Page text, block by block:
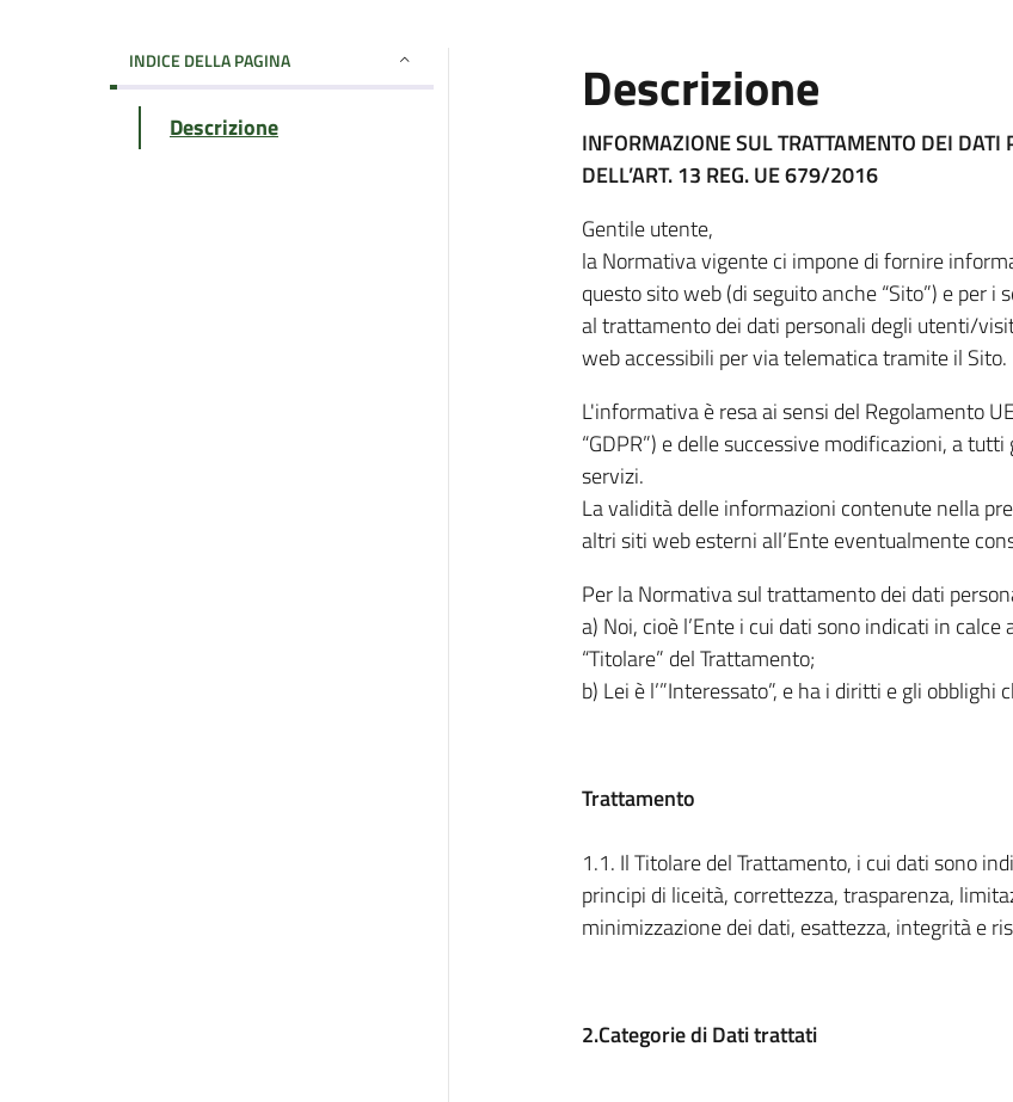
INDICE DELLA PAGINA
Descrizione
Descrizione
INFORMAZIONE SUL TRATTAMENTO DEI DATI
DELL’ART. 13 REG. UE 679/2016
Gentile utente,
la Normativa vigente ci impone di fornire
questo sito web (di seguito anche “Sito”) e per
al trattamento dei dati personali degli utenti/
web accessibili per via telematica tramite il Sito.
L'informativa è resa ai sensi del Regolamento
“GDPR”) e delle successive modificazioni, a
servizi.
La validità delle informazioni contenute nella
altri siti web esterni all’Ente eventualmente
Per la Normativa sul trattamento dei dati
a) Noi, cioè l’Ente i cui dati sono indicati in
“Titolare” del Trattamento;
b) Lei è l’”Interessato”, e ha i diritti e gli
Trattamento
1.1. Il Titolare del Trattamento, i cui dati sono
principi di liceità, correttezza, trasparenza,
minimizzazione dei dati, esattezza, integrità e
2.Categorie di Dati trattati